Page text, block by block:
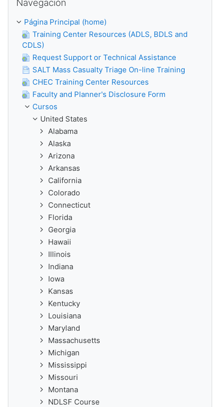
Navegación
Página Principal (home)
Training Center Resources (ADLS, BDLS and
CDLS)
Request Support or Technical Assistance
SALT Mass Casualty Triage On-line Training
CHEC Training Center Resources
Faculty and Planner's Disclosure Form
Cursos
United States
Alabama
Alaska
Arizona
Arkansas
California
Colorado
Connecticut
Florida
Georgia
Hawaii
Illinois
Indiana
Iowa
Kansas
Kentucky
Louisiana
Maryland
Massachusetts
Michigan
Mississippi
Missouri
Montana
NDLSF Course